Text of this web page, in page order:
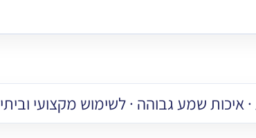
איכות שמע גבוהה · לשימוש מקצועי וביתי